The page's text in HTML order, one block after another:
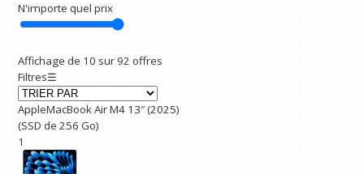
N'importe quel prix
Affichage de 10 sur 92 offres
Filtres☰
AppleMacBook Air M4 13″ (2025)
(SSD de 256 Go)
1